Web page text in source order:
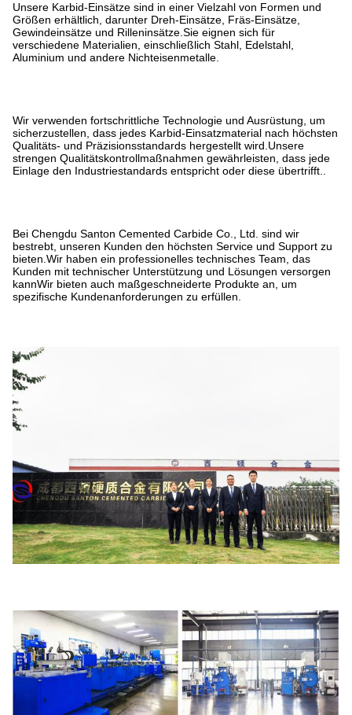
Unsere Karbid-Einsätze sind in einer Vielzahl von Formen und
Größen erhältlich, darunter Dreh-Einsätze, Fräs-Einsätze,
Gewindeinsätze und Rilleninsätze.Sie eignen sich für
verschiedene Materialien, einschließlich Stahl, Edelstahl,
Aluminium und andere Nichteisenmetalle.
Wir verwenden fortschrittliche Technologie und Ausrüstung, um
sicherzustellen, dass jedes Karbid-Einsatzmaterial nach höchsten
Qualitäts- und Präzisionsstandards hergestellt wird.Unsere
strengen Qualitätskontrollmaßnahmen gewährleisten, dass jede
Einlage den Industriestandards entspricht oder diese übertrifft..
Bei Chengdu Santon Cemented Carbide Co., Ltd. sind wir
bestrebt, unseren Kunden den höchsten Service und Support zu
bieten.Wir haben ein professionelles technisches Team, das
Kunden mit technischer Unterstützung und Lösungen versorgen
kannWir bieten auch maßgeschneiderte Produkte an, um
spezifische Kundenanforderungen zu erfüllen.